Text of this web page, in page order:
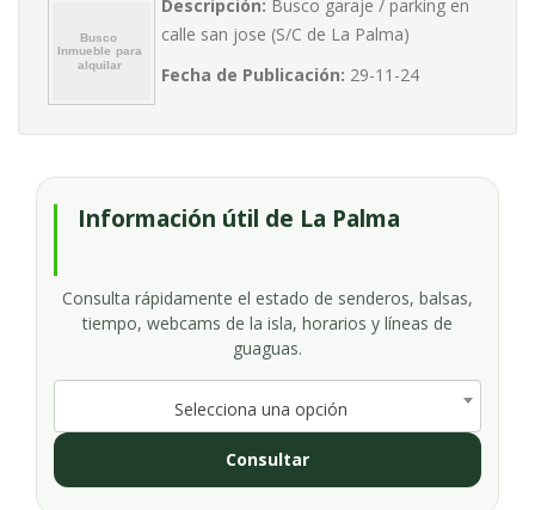
Descripción: Busco garaje / parking en
calle san jose (S/C de La Palma)
Fecha de Publicación: 29-11-24
Información útil de La Palma
Consulta rápidamente el estado de senderos, balsas,
tiempo, webcams de la isla, horarios y líneas de
guaguas.
Selecciona una opción
Consultar